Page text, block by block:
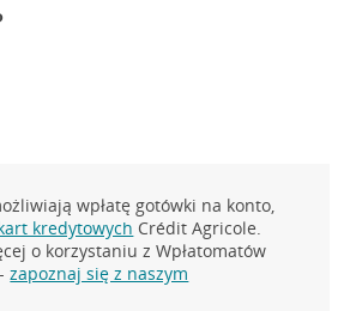
wpłatę gotówki na konto,
kredytowych Crédit Agricole.
o korzystaniu z Wpłatomatów
-zapoznaj się z naszym